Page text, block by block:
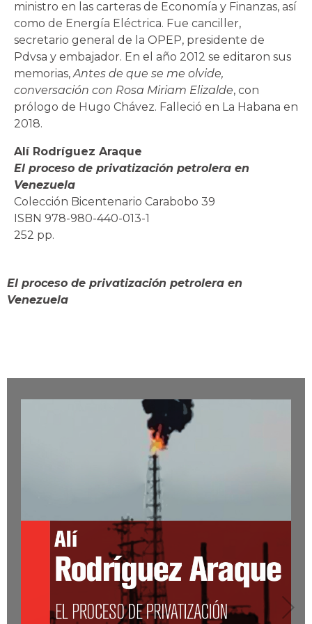
ministro en las carteras de Economía y Finanzas, así
como de Energía Eléctrica. Fue canciller,
secretario general de la OPEP, presidente de
Pdvsa y embajador. En el año 2012 se editaron sus
memorias, Antes de que se me olvide,
conversación con Rosa Miriam Elizalde, con
prólogo de Hugo Chávez. Falleció en La Habana en
2018.
Alí Rodríguez Araque
El proceso de privatización petrolera en
Venezuela
Colección Bicentenario Carabobo 39
ISBN 978-980-440-013-1
252 pp.
El proceso de privatización petrolera en
Venezuela